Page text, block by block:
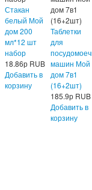
Стакан
белый Мой
дом 200
мл*12 шт
набор
18.86р RUB
Добавить в
корзину
дом 7в1
(16+2шт)
Таблетки
для
машин Мой
дом 7в1
(16+2шт)
185.9р RUB
Добавить в
корзину